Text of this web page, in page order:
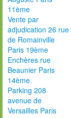
11ème
Vente par
adjudication 26 rue
de Romainville
Paris 19ème
Enchères rue
Beaunier Paris
14ème.
Parking 208
avenue de
Versailles Paris